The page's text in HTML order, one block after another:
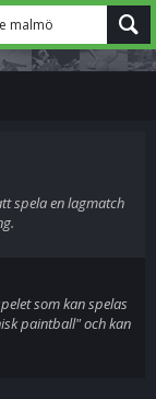
malmö
spela en lagmatch
som kan spelas
paintball" och kan